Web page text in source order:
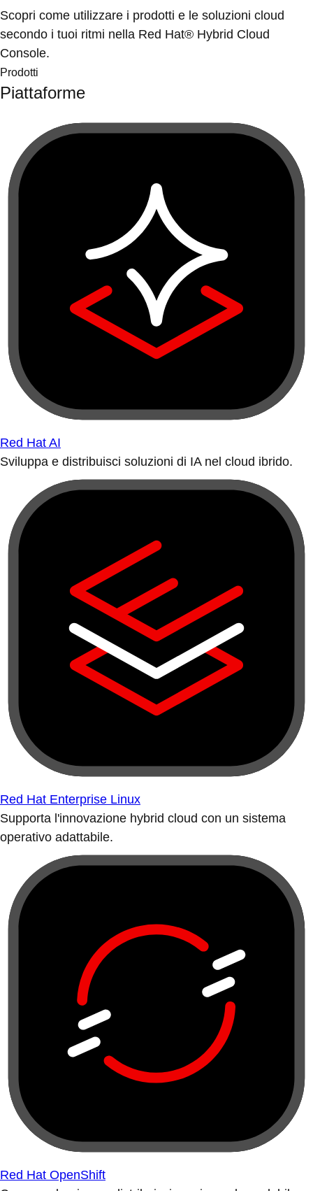
Scopri come utilizzare i prodotti e le soluzioni cloud
secondo i tuoi ritmi nella Red Hat® Hybrid Cloud
Console.
Prodotti
Piattaforme
Red Hat AI
Sviluppa e distribuisci soluzioni di IA nel cloud ibrido.
Red Hat Enterprise Linux
Supporta l'innovazione hybrid cloud con un sistema
operativo adattabile.
Red Hat OpenShift